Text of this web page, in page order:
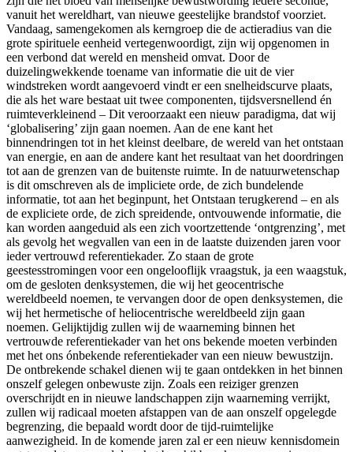
vanuit het wereldhart, van nieuwe geestelijke brandstof voorziet.
Vandaag, samengekomen als kerngroep die de actieradius van die
grote spirituele eenheid vertegenwoordigt, zijn wij opgenomen in
een verbond dat wereld en mensheid omvat. Door de
duizelingwekkende toename van informatie die uit de vier
windstreken wordt aangevoerd vindt er een snelheidscurve plaats,
die als het ware bestaat uit twee componenten, tijdsversnellend én
ruimteverkleinend – Dit veroorzaakt een nieuw paradigma, dat wij
‘globalisering’ zijn gaan noemen. Aan de ene kant het
binnendringen tot in het kleinst deelbare, de wereld van het ontstaan
van energie, en aan de andere kant het resultaat van het doordringen
tot aan de grenzen van de buitenste ruimte. In de natuurwetenschap
is dit omschreven als de impliciete orde, de zich bundelende
informatie, tot aan het beginpunt, het Ontstaan terugkerend – en als
de expliciete orde, de zich spreidende, ontvouwende informatie, die
kan worden aangeduid als een zich voortzettende ‘ontgrenzing’, met
als gevolg het wegvallen van een in de laatste duizenden jaren voor
ieder vertrouwd referentiekader. Zo staan de grote
geestesstromingen voor een ongelooflijk vraagstuk, ja een waagstuk,
om de gesloten denksystemen, die wij het geocentrische
wereldbeeld noemen, te vervangen door de open denksystemen, die
wij het hermetische of heliocentrische wereldbeeld zijn gaan
noemen. Gelijktijdig zullen wij de waarneming binnen het
vertrouwde referentiekader van het ons bekende moeten verbinden
met het ons ónbekende referentiekader van een nieuw bewustzijn.
De ontbrekende schakel dienen wij te gaan ontdekken in het binnen
onszelf gelegen onbewuste zijn. Zoals een reiziger grenzen
overschrijdt en in nieuwe landschappen zijn waarneming verrijkt,
zullen wij radicaal moeten afstappen van de aan onszelf opgelegde
begrenzing, die bepaald wordt door de tijd-ruimtelijke
aanwezigheid. In de komende jaren zal er een nieuw kennisdomein